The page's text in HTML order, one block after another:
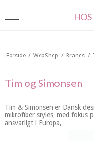
Forside / WebShop / Brands /
Tim og Simonsen
Tim & Simonsen er Dansk
mikrofiber styles, med fokus
ansvarligt i Europa,